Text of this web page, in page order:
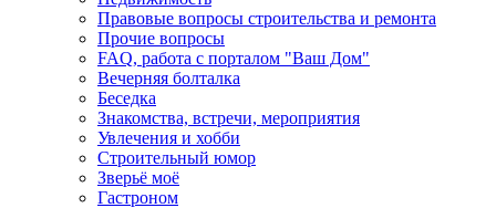
Правовые вопросы строительства и ремонта
Прочие вопросы
FAQ, работа с порталом "Ваш Дом"
Вечерняя болталка
Беседка
Знакомства, встречи, мероприятия
Увлечения и хобби
Строительный юмор
Зверьё моё
Гастроном